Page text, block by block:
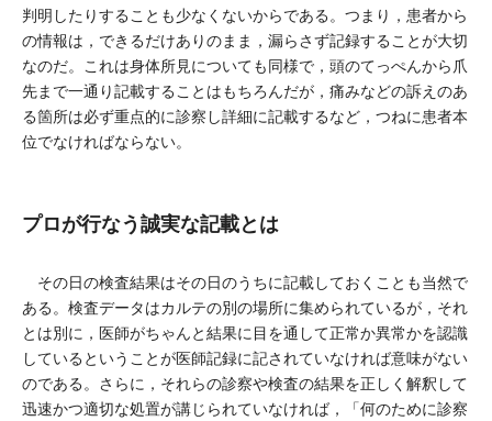
判明したりすることも少なくないからである。つまり，患者から
の情報は，できるだけありのまま，漏らさず記録することが大切
なのだ。これは身体所見についても同様で，頭のてっぺんから爪
先まで一通り記載することはもちろんだが，痛みなどの訴えのあ
る箇所は必ず重点的に診察し詳細に記載するなど，つねに患者本
位でなければならない。
プロが行なう誠実な記載とは
その日の検査結果はその日のうちに記載しておくことも当然で
ある。検査データはカルテの別の場所に集められているが，それ
とは別に，医師がちゃんと結果に目を通して正常か異常かを認識
しているということが医師記録に記されていなければ意味がない
のである。さらに，それらの診察や検査の結果を正しく解釈して
迅速かつ適切な処置が講じられていなければ，「何のために診察